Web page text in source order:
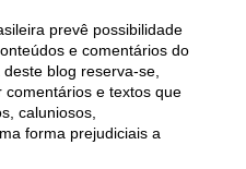
prevê possibilidade
e comentários do
blog reserva-se,
e textos que
caluniosos,
forma prejudiciais a